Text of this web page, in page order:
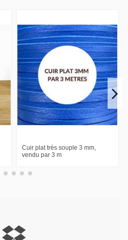
Cuir plat très souple 3 mm,
vendu par 3 m